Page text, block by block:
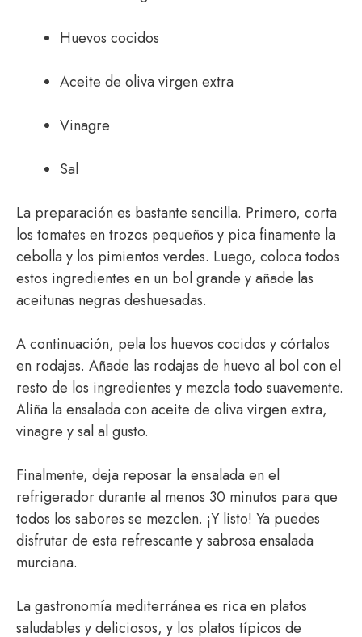
Huevos cocidos
Aceite de oliva virgen extra
Vinagre
Sal
La preparación es bastante sencilla. Primero, corta
los tomates en trozos pequeños y pica finamente la
cebolla y los pimientos verdes. Luego, coloca todos
estos ingredientes en un bol grande y añade las
aceitunas negras deshuesadas.
A continuación, pela los huevos cocidos y córtalos
en rodajas. Añade las rodajas de huevo al bol con el
resto de los ingredientes y mezcla todo suavemente.
Aliña la ensalada con aceite de oliva virgen extra,
vinagre y sal al gusto.
Finalmente, deja reposar la ensalada en el
refrigerador durante al menos 30 minutos para que
todos los sabores se mezclen. ¡Y listo! Ya puedes
disfrutar de esta refrescante y sabrosa ensalada
murciana.
La gastronomía mediterránea es rica en platos
saludables y deliciosos, y los platos típicos de